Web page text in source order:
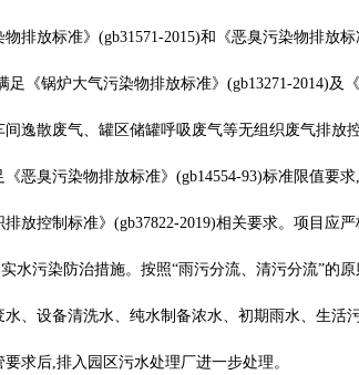
排放标准》(gb31571-2015)和《恶臭污染物排放
足《锅炉大气污染物排放标准》(gb13271-2014)及
间逸散废气、罐区储罐呼吸废气等无组织废气排放
恶臭污染物排放标准》(gb14554-93)标准限值要
放控制标准》(gb37822-2019)相关要求。项目应
水污染防治措施。按照“雨污分流、清污分流”的
、设备清洗水、纯水制备浓水、初期雨水、生活
求后,排入园区污水处理厂进一步处理。